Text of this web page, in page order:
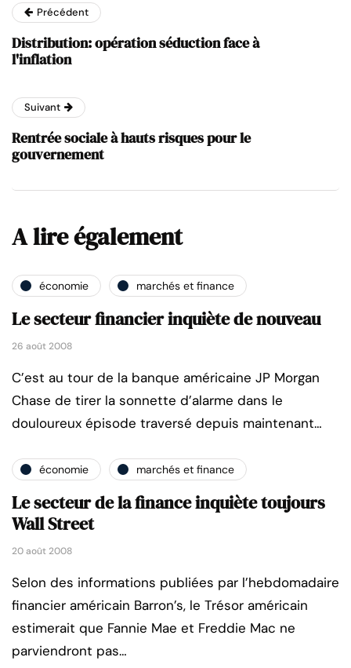
Précédent
Distribution: opération séduction face à
l'inflation
Suivant
Rentrée sociale à hauts risques pour le
gouvernement
A lire également
économie marchés et finance
Le secteur financier inquiète de nouveau
26 août 2008
C’est au tour de la banque américaine JP Morgan
Chase de tirer la sonnette d’alarme dans le
douloureux épisode traversé depuis maintenant…
économie marchés et finance
Le secteur de la finance inquiète toujours
Wall Street
20 août 2008
Selon des informations publiées par l’hebdomadaire
financier américain Barron’s, le Trésor américain
estimerait que Fannie Mae et Freddie Mac ne
parviendront pas…